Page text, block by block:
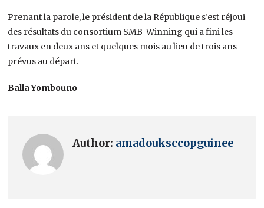
Prenant la parole, le président de la République s’est réjoui
des résultats du consortium SMB-Winning qui a fini les
travaux en deux ans et quelques mois au lieu de trois ans
prévus au départ.
Balla Yombouno
Author: amadouksccopguinee